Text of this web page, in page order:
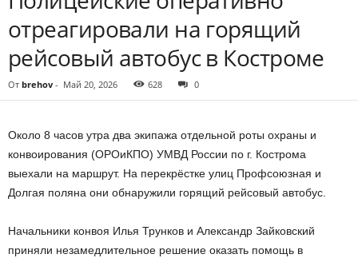
отреагировали на горящий
рейсовый автобус в Костроме
От brehov - Май 20, 2026 628 0
Около 8 часов утра два экипажа отдельной роты охраны и
конвоирования (ОРОиКПО) УМВД России по г. Кострома
выехали на маршрут. На перекрёстке улиц Профсоюзная и
Долгая поляна они обнаружили горящий рейсовый автобус.
Начальники конвоя Илья Трунков и Александр Зайковский
приняли незамедлительное решение оказать помощь в